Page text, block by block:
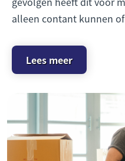
alleen contant kunnen
Lees meer